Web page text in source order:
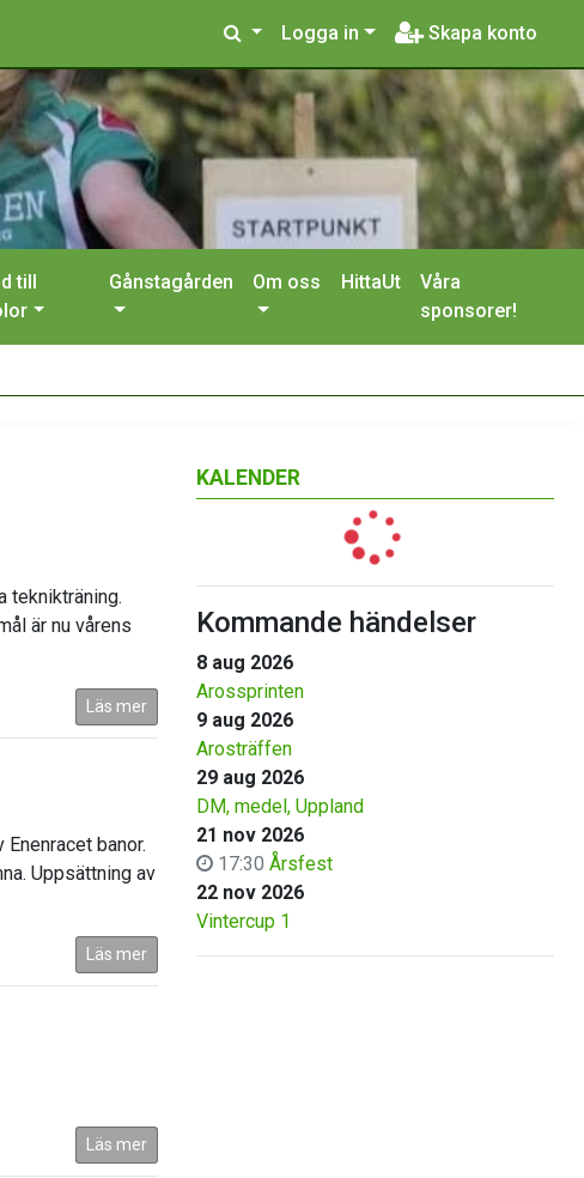
Logga in Skapa konto
till
Gånstagården Om oss HittaUt
Våra
sponsorer!
teknikträning.
är nu vårens
Läs mer
banor.
Uppsättning av
Läs mer
Läs mer
KALENDER
Kommande händelser
8 aug 2026
Arossprinten
9 aug 2026
Arosträffen
29 aug 2026
DM, medel, Uppland
21 nov 2026
17:30 Årsfest
22 nov 2026
Vintercup 1